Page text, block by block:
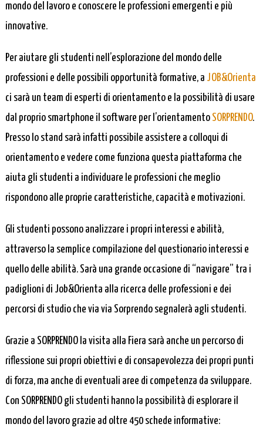
mondo del lavoro e conoscere le professioni emergenti e più
innovative.
Per aiutare gli studenti nell’esplorazione del mondo delle
professioni e delle possibili opportunità formative, a JOB&Orienta
ci sarà un team di esperti di orientamento e la possibilità di usare
dal proprio smartphone il software per l’orientamento SORPRENDO.
Presso lo stand sarà infatti possibile assistere a colloqui di
orientamento e vedere come funziona questa piattaforma che
aiuta gli studenti a individuare le professioni che meglio
rispondono alle proprie caratteristiche, capacità e motivazioni.
Gli studenti possono analizzare i propri interessi e abilità,
attraverso la semplice compilazione del questionario interessi e
quello delle abilità. Sarà una grande occasione di “navigare” tra i
padiglioni di Job&Orienta alla ricerca delle professioni e dei
percorsi di studio che via via Sorprendo segnalerà agli studenti.
Grazie a SORPRENDO la visita alla Fiera sarà anche un percorso di
riflessione sui propri obiettivi e di consapevolezza dei propri punti
di forza, ma anche di eventuali aree di competenza da sviluppare.
Con SORPRENDO gli studenti hanno la possibilità di esplorare il
mondo del lavoro grazie ad oltre 450 schede informative: